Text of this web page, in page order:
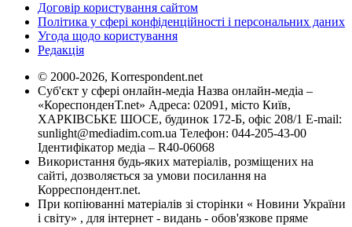
Договір користування сайтом
Політика у сфері конфіденційності і персональних даних
Угода щодо користування
Редакція
© 2000-2026, Korrespondent.net
Суб'єкт у сфері онлайн-медіа Назва онлайн-медіа –
«КореспонденТ.net» Адреса: 02091, місто Київ,
ХАРКІВСЬКЕ ШОСЕ, будинок 172-Б, офіс 208/1 E-mail:
sunlight@mediadim.com.ua Телефон: 044-205-43-00
Ідентифікатор медіа – R40-06068
Використання будь-яких матеріалів, розміщених на
сайті, дозволяється за умови посилання на
Корреспондент.net.
При копіюванні матеріалів зі сторінки « Новини України
і світу» , для інтернет - видань - обов'язкове пряме